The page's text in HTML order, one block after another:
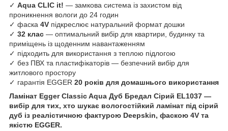
✓ Aqua CLIC it! — замкова система із захистом від
проникнення вологи до 24 годин
✓ фаска 4V підкреслює натуральний формат дошки
✓ 32 клас — оптимальний вибір для квартири, будинку та
приміщень із щоденним навантаженням
✓ підходить для використання з теплою підлогою
✓ без ПВХ та пластифікаторів — безпечний вибір для
житлового простору
✓ гарантія EGGER 20 років для домашнього використання
Ламінат Egger Classic Aqua Дуб Бредал Сірий EL1037 —
вибір для тих, хто шукає вологостійкий ламінат під сірий
дуб із реалістичною фактурою Deepskin, фаскою 4V та
якістю EGGER.